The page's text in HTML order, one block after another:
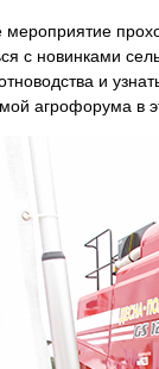
с новинками
и
агрофорума в